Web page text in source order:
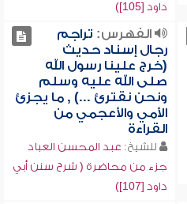
داود [105])
الفهرس: تراجم
رجال إسناد حديث
(خرج علينا رسول الله
صلى الله عليه وسلم
ونحن نقترئ ...) , ما يجزئ
الأمي والأعجمي من
القراءة
للشيخ: عبد المحسن العباد
جزء من محاضرة ( شرح سنن أبي
داود [107])